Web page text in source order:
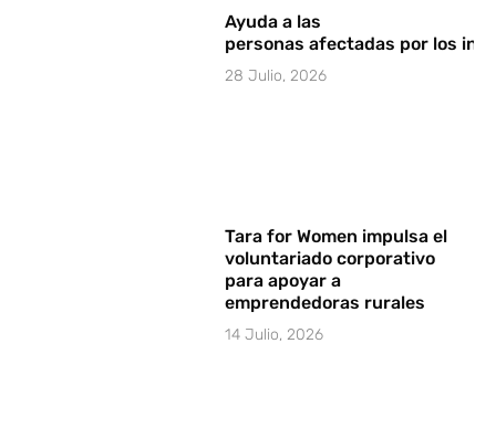
Ayuda a las
personas afectadas por los
28 Julio, 2026
Tara for Women impulsa el
voluntariado corporativo
para apoyar a
emprendedoras rurales
14 Julio, 2026